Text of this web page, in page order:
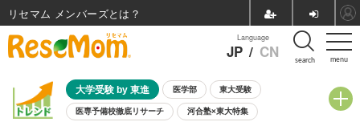
menu
Language
JP / CN search
大学受験 by 東進 医学部 東大受験
医専予備校徹底リサーチ 河合塾×東大特集
リセマム メンバーズ